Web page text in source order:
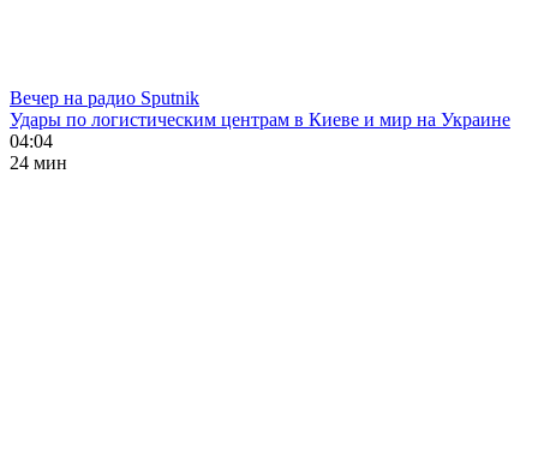
Вечер на радио Sputnik
Удары по логистическим центрам в Киеве и мир на Украине
04:04
24 мин